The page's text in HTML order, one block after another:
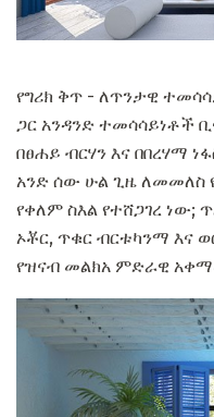
የግሪክ ቅጥ - ለጥንታዊ
ጋር አንዳንድ ተመሳሳይነቶች
በፀሐይ ብርሃን እና በበረሃማ
አንድ ሰው ሁል ጊዜ ለመመለስ
የቀለም ስእል የተሸጋገረ ነው;
ኦቾር, ጥቁር ብርቱካንማ እና
የዝናብ መልክአ ምድራዊ